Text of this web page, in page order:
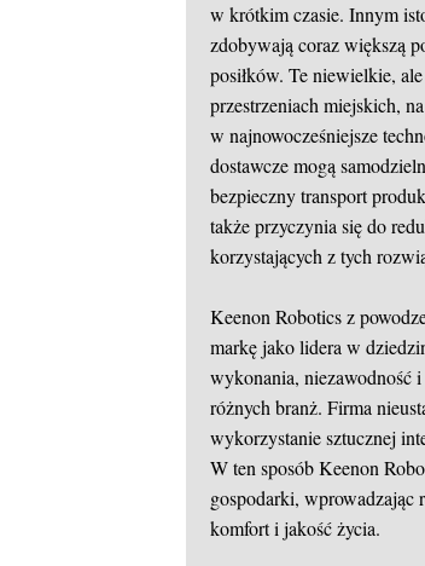
w krótkim czasie. Innym
zdobywają coraz większą
posiłków. Te niewielkie,
przestrzeniach miejskich,
w najnowocześniejsze
dostawcze mogą
bezpieczny transport
także przyczynia się do
korzystających z tych
Keenon Robotics z
markę jako lidera w
wykonania, niezawodność
różnych branż. Firma
wykorzystanie sztucznej
W ten sposób Keenon
gospodarki, wprowadzając
komfort i jakość życia.